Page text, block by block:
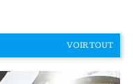
VOIR TOUT